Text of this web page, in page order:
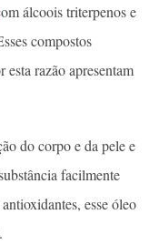
álcoois triterpenos e
compostos
esta razão apresentam
do corpo e da pele e
facilmente
esse óleo